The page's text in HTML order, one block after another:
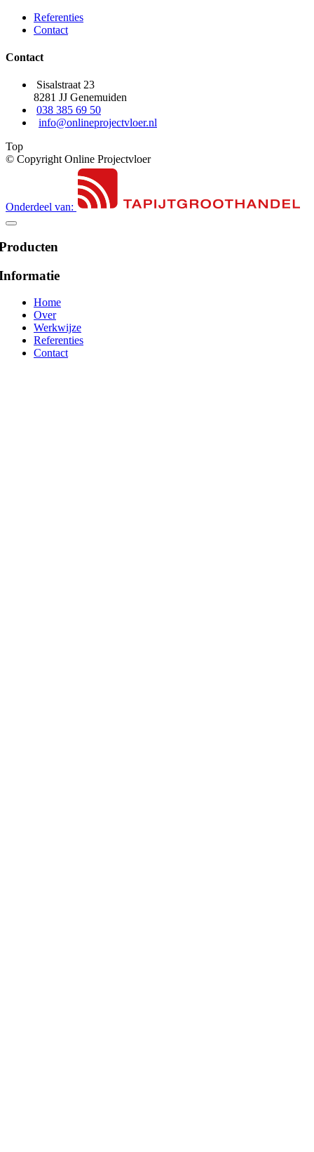
Referenties
Contact
Contact
Sisalstraat 23
8281 JJ Genemuiden
038 385 69 50
info@onlineprojectvloer.nl
Top
© Copyright Online Projectvloer
Onderdeel van:
Home
Over
Werkwijze
Referenties
Contact